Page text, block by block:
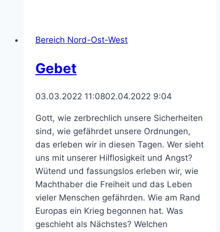
Not
brauchen
Unterstützung
Bereich Nord-Ost-West
Gebet
03.03.2022 11:0802.04.2022 9:04
Gott, wie zerbrechlich unsere Sicherheiten
sind, wie gefährdet unsere Ordnungen,
das erleben wir in diesen Tagen. Wer sieht
uns mit unserer Hilflosigkeit und Angst?
Wütend und fassungslos erleben wir, wie
Machthaber die Freiheit und das Leben
vieler Menschen gefährden. Wie am Rand
Europas ein Krieg begonnen hat. Was
geschieht als Nächstes? Welchen